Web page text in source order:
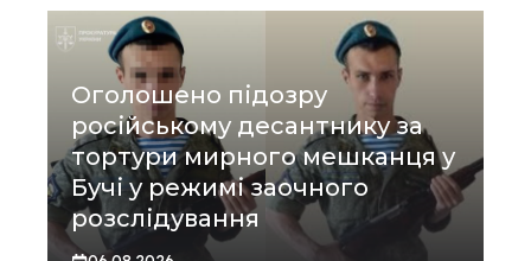
Оголошено підозру
російському десантнику за
тортури мирного мешканця у
Бучі у режимі заочного
розслідування